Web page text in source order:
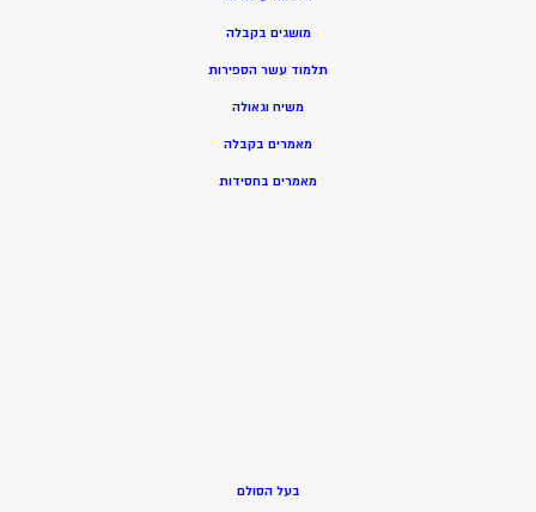
מושגים בקבלה
תלמוד עשר הספירות
משיח וגאולה
מאמרים בקבלה
מאמרים בחסידות
בעל הסולם